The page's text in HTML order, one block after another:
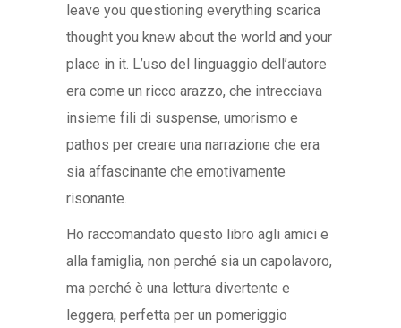
leave you questioning everything scarica
thought you knew about the world and your
place in it. L’uso del linguaggio dell’autore
era come un ricco arazzo, che intrecciava
insieme fili di suspense, umorismo e
pathos per creare una narrazione che era
sia affascinante che emotivamente
risonante.
Ho raccomandato questo libro agli amici e
alla famiglia, non perché sia un capolavoro,
ma perché è una lettura divertente e
leggera, perfetta per un pomeriggio